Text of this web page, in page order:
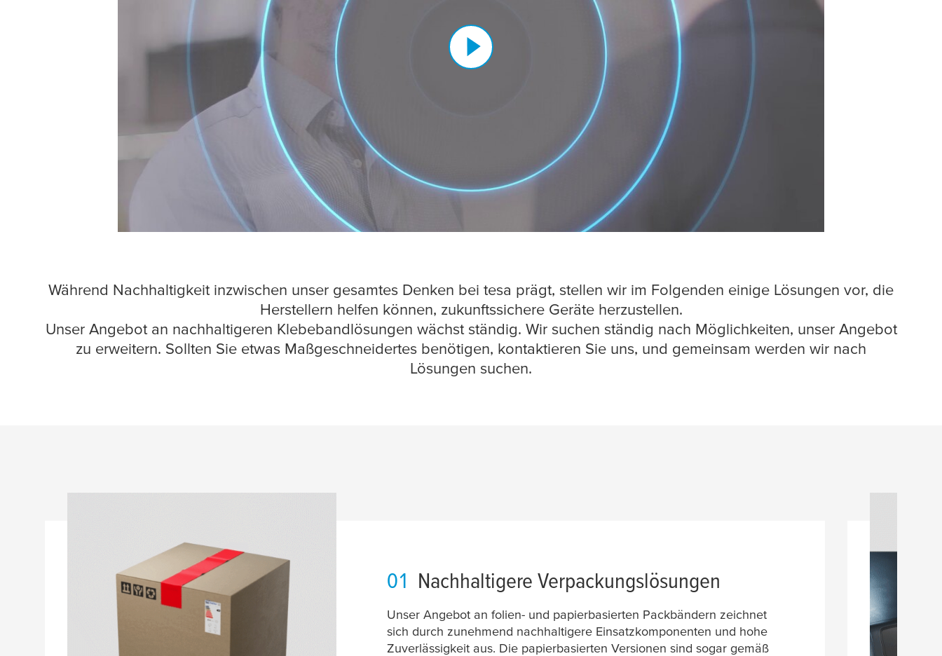
Während Nachhaltigkeit inzwischen unser gesamtes Denken bei tesa prägt, stellen wir im Folgenden einige Lösungen vor, die
Herstellern helfen können, zukunftssichere Geräte herzustellen.
Unser Angebot an nachhaltigeren Klebebandlösungen wächst ständig. Wir suchen ständig nach Möglichkeiten, unser Angebot
zu erweitern. Sollten Sie etwas Maßgeschneidertes benötigen, kontaktieren Sie uns, und gemeinsam werden wir nach
Lösungen suchen.
01 Nachhaltigere Verpackungslösungen
Unser Angebot an folien- und papierbasierten Packbändern zeichnet
sich durch zunehmend nachhaltigere Einsatzkomponenten und hohe
Zuverlässigkeit aus. Die papierbasierten Versionen sind sogar gemäß